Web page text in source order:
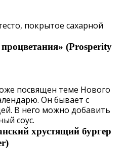
покрытое сахарной
(Prosperity
посвящен теме Нового
Он бывает с
В него можно добавить
соус.
хрустящий бургер